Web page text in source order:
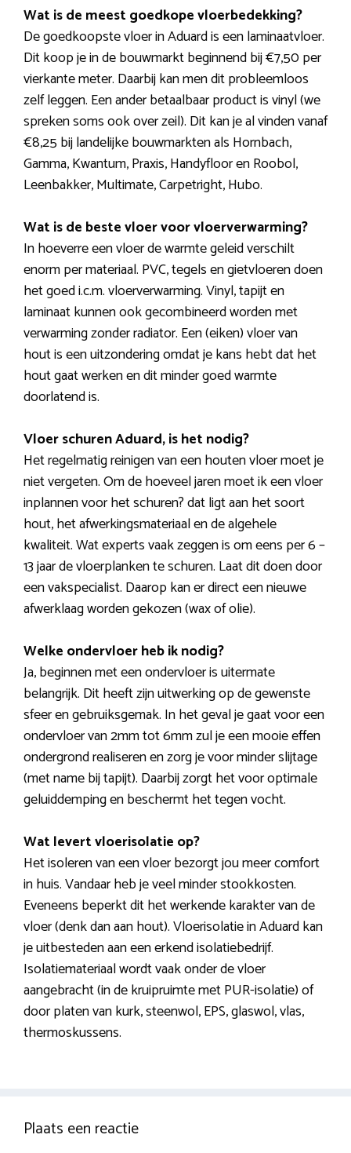
Wat is de meest goedkope vloerbedekking?
De goedkoopste vloer in Aduard is een laminaatvloer.
Dit koop je in de bouwmarkt beginnend bij €7,50 per
vierkante meter. Daarbij kan men dit probleemloos
zelf leggen. Een ander betaalbaar product is vinyl (we
spreken soms ook over zeil). Dit kan je al vinden vanaf
€8,25 bij landelijke bouwmarkten als Hornbach,
Gamma, Kwantum, Praxis, Handyfloor en Roobol,
Leenbakker, Multimate, Carpetright, Hubo.
Wat is de beste vloer voor vloerverwarming?
In hoeverre een vloer de warmte geleid verschilt
enorm per materiaal. PVC, tegels en gietvloeren doen
het goed i.c.m. vloerverwarming. Vinyl, tapijt en
laminaat kunnen ook gecombineerd worden met
verwarming zonder radiator. Een (eiken) vloer van
hout is een uitzondering omdat je kans hebt dat het
hout gaat werken en dit minder goed warmte
doorlatend is.
Vloer schuren Aduard, is het nodig?
Het regelmatig reinigen van een houten vloer moet je
niet vergeten. Om de hoeveel jaren moet ik een vloer
inplannen voor het schuren? dat ligt aan het soort
hout, het afwerkingsmateriaal en de algehele
kwaliteit. Wat experts vaak zeggen is om eens per 6 –
13 jaar de vloerplanken te schuren. Laat dit doen door
een vakspecialist. Daarop kan er direct een nieuwe
afwerklaag worden gekozen (wax of olie).
Welke ondervloer heb ik nodig?
Ja, beginnen met een ondervloer is uitermate
belangrijk. Dit heeft zijn uitwerking op de gewenste
sfeer en gebruiksgemak. In het geval je gaat voor een
ondervloer van 2mm tot 6mm zul je een mooie effen
ondergrond realiseren en zorg je voor minder slijtage
(met name bij tapijt). Daarbij zorgt het voor optimale
geluiddemping en beschermt het tegen vocht.
Wat levert vloerisolatie op?
Het isoleren van een vloer bezorgt jou meer comfort
in huis. Vandaar heb je veel minder stookkosten.
Eveneens beperkt dit het werkende karakter van de
vloer (denk dan aan hout). Vloerisolatie in Aduard kan
je uitbesteden aan een erkend isolatiebedrijf.
Isolatiemateriaal wordt vaak onder de vloer
aangebracht (in de kruipruimte met PUR-isolatie) of
door platen van kurk, steenwol, EPS, glaswol, vlas,
thermoskussens.
Plaats een reactie